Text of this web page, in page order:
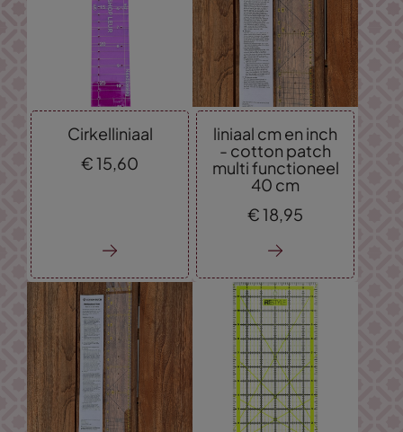
Cirkelliniaal
€15,60
liniaal cm en inch
- cotton patch
multi functioneel
40 cm
€18,95